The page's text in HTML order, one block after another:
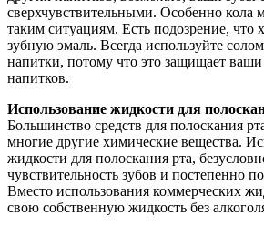
сверхчувствительными. Особенно кола
таким ситуациям. Есть подозрение, что
зубную эмаль. Всегда используйте
напитки, потому что это защищает
напитков.
Использование жидкости для
Большинство средств для полоскания
многие другие химические вещества.
жидкости для полоскания рта,
чувствительность зубов и постепенно
Вместо использования коммерческих
свою собственную жидкость без